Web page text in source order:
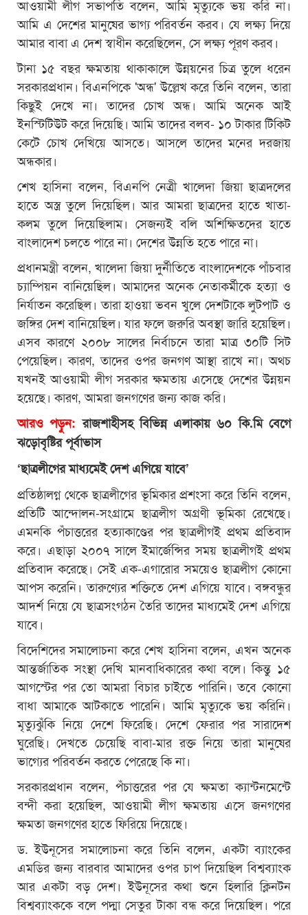
আওয়ামী লীগ সভাপতি বলেন, আমি মৃত্যুকে ভয় করি না।
আমি এ দেশের মানুষের ভাগ্য পরিবর্তন করব। যে লক্ষ্য দিয়ে
আমার বাবা এ দেশ স্বাধীন করেছিলেন, সে লক্ষ্য পূরণ করব।
টানা ১৫ বছর ক্ষমতায় থাকাকালে উন্নয়নের চিত্র তুলে ধরেন
সরকারপ্রধান। বিএনপিকে 'অন্ধ' উল্লেখ করে তিনি বলেন, তারা
কিছুই দেখে না। তাদের চোখ অন্ধ। আমি অনেক আই
ইনস্টিটিউট করে দিয়েছি। আমি তাদের বলব- ১০ টাকার টিকিট
কেটে চোখ দেখিয়ে আসতে। আসলে তাদের মনের দরজায়
অন্ধকার।
শেখ হাসিনা বলেন, বিএনপি নেত্রী খালেদা জিয়া ছাত্রদলের
হাতে অস্ত্র তুলে দিয়েছিল। আর আমরা ছাত্রদের হাতে খাতা-
কলম তুলে দিয়েছিলাম। সেজন্যই বলি অশিক্ষিতদের হাতে
বাংলাদেশ চলতে পারে না। দেশের উন্নতি হতে পারে না।
প্রধানমন্ত্রী বলেন, খালেদা জিয়া দুর্নীতিতে বাংলাদেশকে পাঁচবার
চ্যাম্পিয়ন বানিয়েছিল। আমাদের অনেক নেতাকর্মীকে হত্যা ও
নির্যাতন করেছিল। তারা হাওয়া ভবন খুলে দেশটাকে লুটপাট ও
জঙ্গির দেশ বানিয়েছিল। যার ফলে জরুরি অবস্থা জারি হয়েছিল।
এসব কারণে ২০০৮ সালের নির্বাচনে তারা মাত্র ৩০টি সিট
পেয়েছিল। কারণ, তাদের ওপর জনগণ আস্থা রাখে না। অথচ
যখনই আওয়ামী লীগ সরকার ক্ষমতায় এসেছে দেশের উন্নয়ন
হয়েছে। কারণ, আমরা জনগণের জন্য কাজ করি।
আরও পড়ুন:রাজশাহীসহ বিভিন্ন এলাকায় ৬০ কি.মি বেগে
ঝড়োবৃষ্টির পূর্বাভাস
‘ছাত্রলীগের মাধ্যমেই দেশ এগিয়ে যাবে’
প্রতিষ্ঠালগ্ন থেকে ছাত্রলীগের ভূমিকার প্রশংসা করে তিনি বলেন,
প্রতিটি আন্দোলন-সংগ্রামে ছাত্রলীগ অগ্রণী ভূমিকা রেখেছে।
এমনকি পঁচাত্তরের হত্যাকাণ্ডের পর ছাত্রলীগই প্রথম প্রতিবাদ
করে। এছাড়া ২০০৭ সালে ইমার্জেন্সির সময় ছাত্রলীগই প্রথম
প্রতিবাদ করেছে। সেই এক-এগারোর সময়েও ছাত্রলীগ কোনো
আপস করেনি। তারুণ্যের শক্তিতে দেশ এগিয়ে যাবে। বঙ্গবন্ধুর
আদর্শ নিয়ে যে ছাত্রসংগঠন তৈরি তাদের মাধ্যমেই দেশ এগিয়ে
যাবে।
বিদেশিদের সমালোচনা করে শেখ হাসিনা বলেন, এখন অনেক
আন্তর্জাতিক সংস্থা দেখি মানবাধিকারের কথা বলে। কিন্তু ১৫
আগস্টের পর তো আমরা বিচার চাইতে পারিনি। তবে কোনো
বাধা আমাকে আটকাতে পারেনি। আমি মৃত্যুকে ভয় করিনি।
মৃত্যুঝুঁকি নিয়ে দেশে ফিরেছি। দেশে ফেরার পর সারাদেশ
ঘুরেছি। দেখতে চেয়েছি বাবা-মার রক্ত নিয়ে তারা মানুষের
ভাগ্যের পরিবর্তন করতে পেরেছে কি না।
সরকারপ্রধান বলেন, পঁচাত্তরের পর যে ক্ষমতা ক্যান্টনমেন্টে
বন্দী করা হয়েছিল, আওয়ামী লীগ ক্ষমতায় এসে জনগণের
ক্ষমতা জনগণের হাতে ফিরিয়ে দিয়েছে।
ড. ইউনূসের সমালোচনা করে তিনি বলেন, একটা ব্যাংকের
এমডির জন্য বারবার আমাদের ওপর চাপ দিয়েছিল বিশ্বব্যাংক
আর একটা বড় দেশ। ইউনূসের কথা শুনে হিলারি ক্লিনটন
বিশ্বব্যাংককে বলে পদ্মা সেতুর টাকা বন্ধ করে দিয়েছিল। পরে